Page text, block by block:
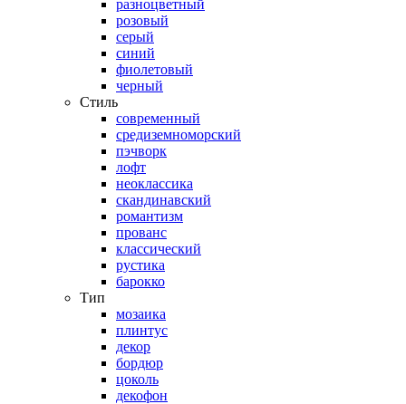
разноцветный
розовый
серый
синий
фиолетовый
черный
Стиль
современный
средиземноморский
пэчворк
лофт
неоклассика
скандинавский
романтизм
прованс
классический
рустика
барокко
Тип
мозаика
плинтус
декор
бордюр
цоколь
декофон